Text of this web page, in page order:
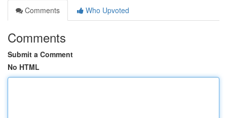
Comments
Who Upvoted
Comments
Submit a Comment
No HTML